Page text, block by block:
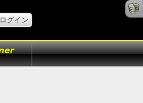
ログイン